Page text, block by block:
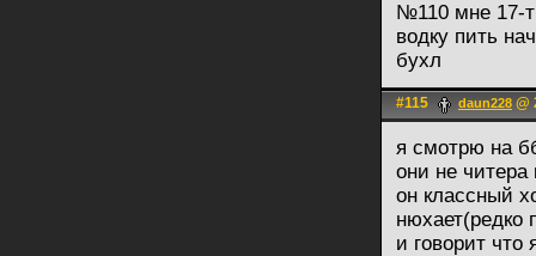
№110 мне 17-
водку пить
бухл
#115 daun228 @
я смотрю на
они не читера
он классный
нюхает(редко
и говорит что